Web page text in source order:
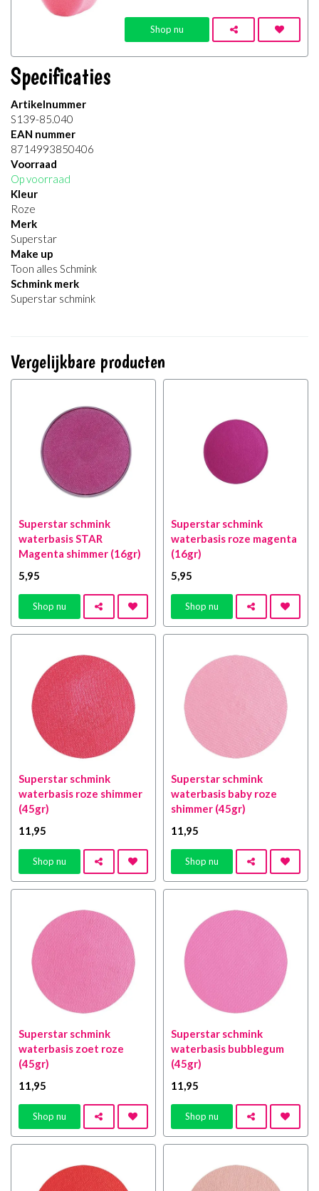
Shop nu
Specificaties
Artikelnummer
S139-85.040
EAN nummer
8714993850406
Voorraad
Op voorraad
Kleur
Roze
Merk
Superstar
Make up
Toon alles Schmink
Schmink merk
Superstar schmink
Vergelijkbare producten
Superstar schmink
waterbasis STAR
Magenta shimmer (16gr)
5,95
Shop nu
Superstar schmink
waterbasis roze magenta
(16gr)
5,95
Shop nu
Superstar schmink
waterbasis roze shimmer
(45gr)
11,95
Shop nu
Superstar schmink
waterbasis baby roze
shimmer (45gr)
11,95
Shop nu
Superstar schmink
waterbasis zoet roze
(45gr)
11,95
Shop nu
Superstar schmink
waterbasis bubblegum
(45gr)
11,95
Shop nu